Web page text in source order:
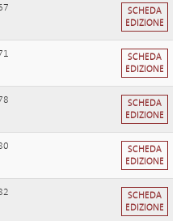
SCHEDA
EDIZIONE
SCHEDA
EDIZIONE
SCHEDA
EDIZIONE
SCHEDA
EDIZIONE
SCHEDA
EDIZIONE